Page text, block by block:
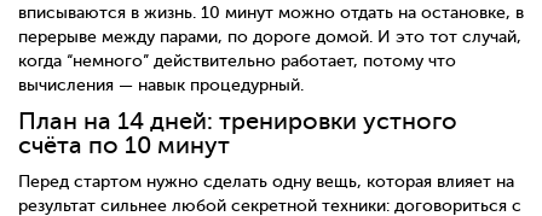
вписываются в жизнь. 10 минут можно отдать на остановке, в
перерыве между парами, по дороге домой. И это тот случай,
когда “немного” действительно работает, потому что
вычисления — навык процедурный.
План на 14 дней: тренировки устного
счёта по 10 минут
Перед стартом нужно сделать одну вещь, которая влияет на
результат сильнее любой секретной техники: договориться с